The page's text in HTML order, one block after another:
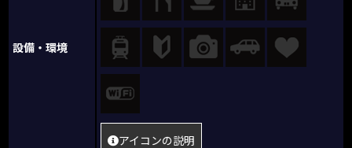
設備・環境
アイコンの説明